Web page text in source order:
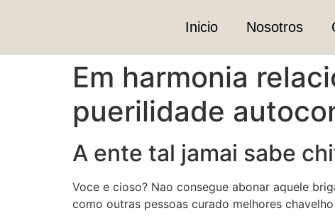
Inicio Nosotros
Em harmonia
puerilidade
A ente tal jamai sabe
Voce e cioso? Nao consegue abonar aquele
como outras pessoas curado melhores